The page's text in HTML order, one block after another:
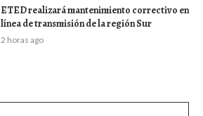
ETED realizará mantenimiento correctivo en
línea de transmisión de la región Sur
2 horas ago